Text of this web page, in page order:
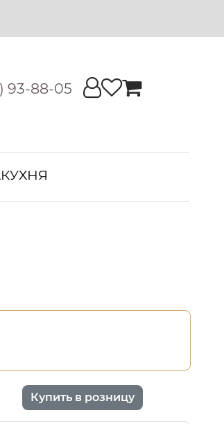
93-88-05
КУХНЯ
Купить в розницу